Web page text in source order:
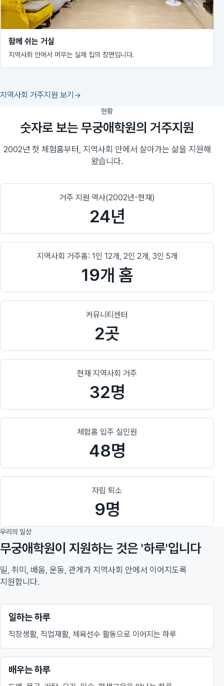
함께 쉬는 거실
지역사회 안에서 머무는 실제 집의 장면입니다.
지역사회 거주지원 보기
현황
숫자로 보는 무궁애학원의 거주지원
2002년 첫 체험홈부터, 지역사회 안에서 살아가는 삶을 지원해
왔습니다.
거주 지원 역사(2002년-현재)
24년
지역사회 거주홈: 1인 12개, 2인 2개, 3인 5개
19개 홈
커뮤니티센터
2곳
현재 지역사회 거주
32명
체험홈 입주 실인원
48명
자립 퇴소
9명
우리의 일상
무궁애학원이 지원하는 것은 '하루'입니다
일, 취미, 배움, 운동, 관계가 지역사회 안에서 이어지도록
지원합니다.
일하는 하루
직장생활, 직업재활, 체육선수 활동으로 이어지는 하루
배우는 하루